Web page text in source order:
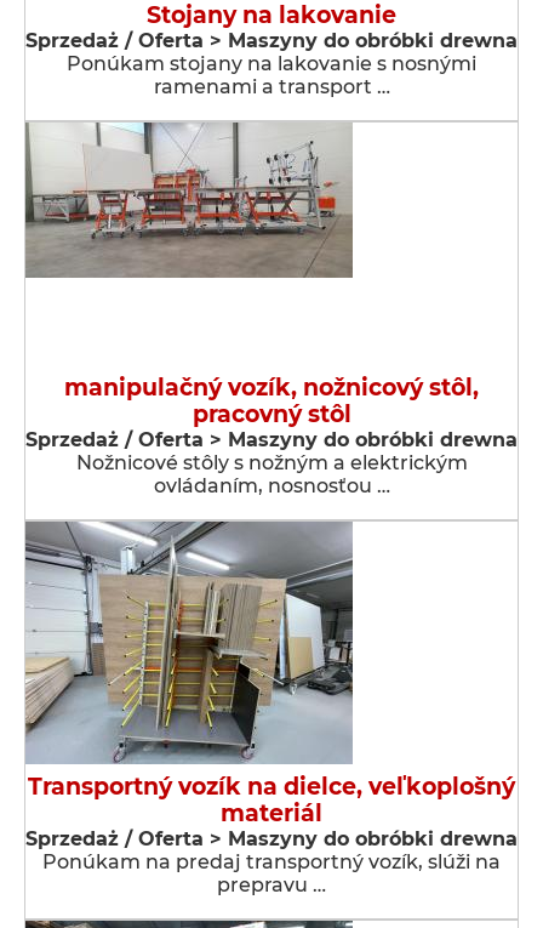
Stojany na lakovanie
Sprzedaż / Oferta > Maszyny do obróbki drewna
Ponúkam stojany na lakovanie s nosnými
ramenami a transport …
manipulačný vozík, nožnicový stôl,
pracovný stôl
Sprzedaż / Oferta > Maszyny do obróbki drewna
Nožnicové stôly s nožným a elektrickým
ovládaním, nosnosťou …
Transportný vozík na dielce, veľkoplošný
materiál
Sprzedaż / Oferta > Maszyny do obróbki drewna
Ponúkam na predaj transportný vozík, slúži na
prepravu …